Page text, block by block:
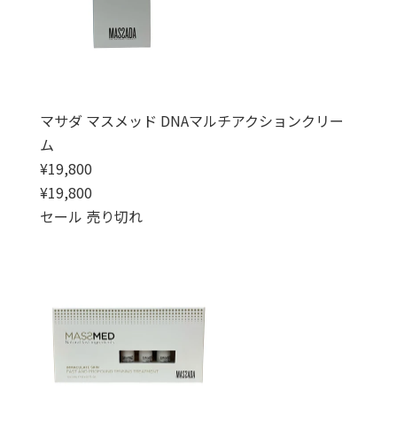
マサダ マスメッド DNAマルチアクションクリー
ム
通常価格
¥19,800
通常価格
セール価格
¥19,800
セール 売り切れ